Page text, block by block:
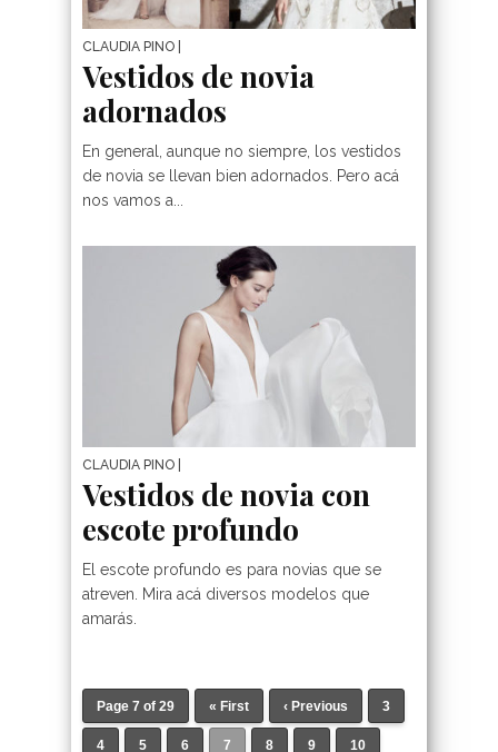
CLAUDIA PINO
Vestidos de novia
adornados
En general, aunque no siempre, los vestidos
de novia se llevan bien adornados. Pero acá
nos vamos a...
CLAUDIA PINO
Vestidos de novia con
escote profundo
El escote profundo es para novias que se
atreven. Mira acá diversos modelos que
amarás.
Page 7 of 29 « First ‹ Previous 3
4 5 6 7 8 9 10